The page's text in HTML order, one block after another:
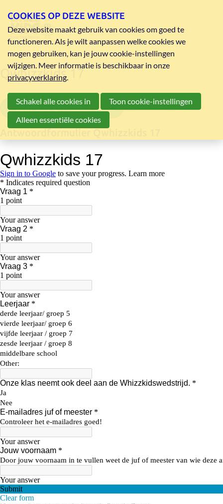
Qwhizzkids 17
vragenreeks Qwhizzkids 17 pdf
COOKIES OP DEZE WEBSITE
Deze website maakt gebruik van cookies om goed te
functioneren. Als je wilt aanpassen welke cookies we
mogen gebruiken, kan je jouw cookie-instellingen
wijzigen. Meer informatie is beschikbaar in onze
privacyverklaring.
Schakel alle cookies in
Toon cookie-instellingen
Alleen essentiële cookies